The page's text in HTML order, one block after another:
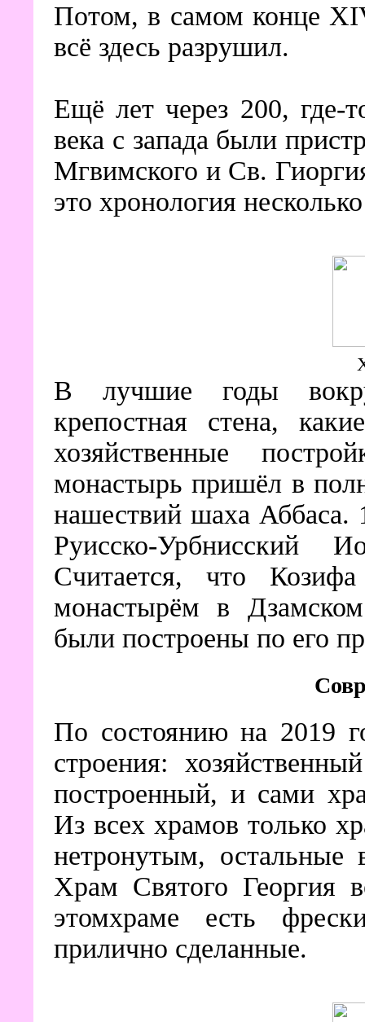
Потом, в самом конце
всё здесь разрушил.
Ещё лет через 200,
века с запада были
Мгвимского и Св.
это хронология
В лучшие годы
крепостная стена,
хозяйственные
монастырь пришёл в
нашествий шаха Аббаса.
Руисско-Урбнисский
Считается, что
монастырём в
были построены по его
По состоянию на 2019
строения:
построенный, и сами
Из всех храмов только
нетронутым, остальные
Храм Святого Георгия
этомхраме есть
прилично сделанные.